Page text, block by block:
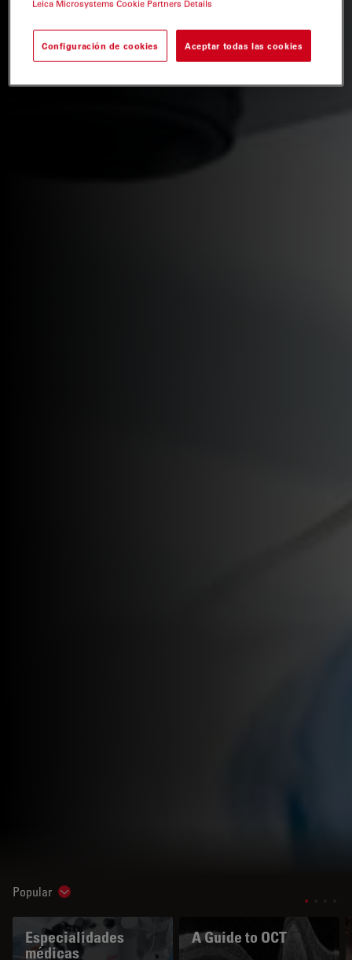
Popular Show subnavigation
Especialidades
médicas
A Guide to OCT
Leica Microsystems Cookie Partners Details
Configuración de cookies Aceptar todas las cookies